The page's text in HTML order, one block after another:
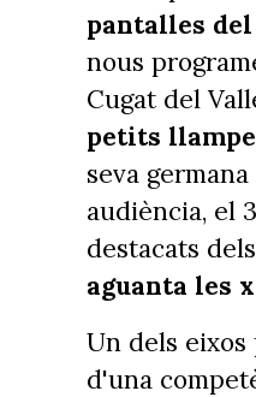
pantalles
nous
Cugat del
petits
seva
audiència, el
destacats
aguanta les
Un dels
d'una